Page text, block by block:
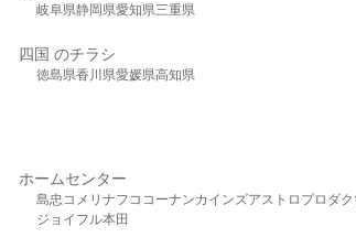
岐阜県静岡県愛知県三重県
四国 のチラシ
徳島県香川県愛媛県高知県
ホームセンター
島忠 コメリ ナフコ コーナンカインズアストロプロダク
ジョイフル本田